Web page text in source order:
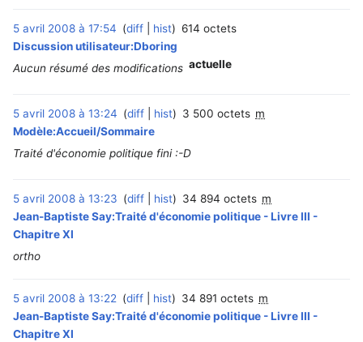
5 avril 2008 à 17:54 diff hist
614 octets
Discussion utilisateur:Dboring
Aucun résumé des modifications actuelle
5 avril 2008 à 13:24 diff hist 3 500 octets m
Modèle:Accueil/Sommaire
Traité d'économie politique fini :-D
5 avril 2008 à 13:23 diff hist 34 894 octets m
Jean-Baptiste Say:Traité d'économie politique - Livre III -
Chapitre XI
ortho
5 avril 2008 à 13:22 diff hist 34 891 octets m
Jean-Baptiste Say:Traité d'économie politique - Livre III -
Chapitre XI